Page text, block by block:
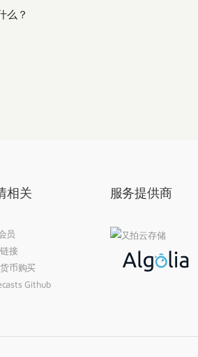
么？
相关
员
接
币购买
Github
服务提供商